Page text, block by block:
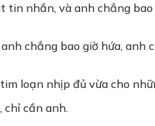
nhắn, và anh chẳng bao
chẳng bao giờ hứa, anh
loạn nhịp đủ vừa cho
chỉ cần anh.